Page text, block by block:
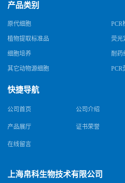
产品类别
原代细胞 PCR
植物提取标准品 荧光
细胞培养 耐药
其它动物源细胞 PCR
快捷导航
公司首页 公司介绍
产品展厅 证书荣誉
在线留言
上海帛科生物技术有限公司